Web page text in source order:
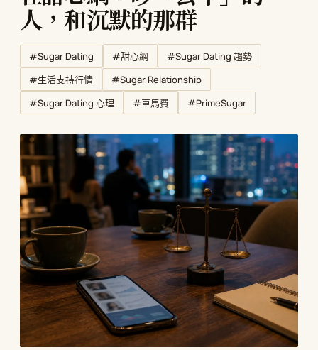
人，和沉默的那群
#Sugar Dating #甜心網
#Sugar Dating 趨勢
#生活支持行情
#Sugar Relationship
#Sugar Dating 心理
#車馬費 #PrimeSugar